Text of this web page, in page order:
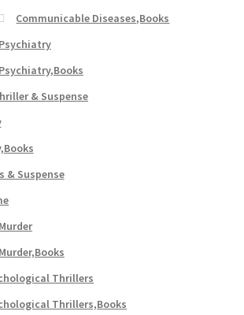
Communicable Diseases,Books
Psychiatry
Psychiatry,Books
& Suspense
& Suspense
Murder
Murder,Books
Thrillers
Thrillers,Books